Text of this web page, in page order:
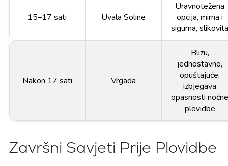
15–17 sati Uvala Soline
Uravnotežena
opcija, mirna i
sigurna,
Nakon 17 sati Vrgada
Blizu,
jednostavno,
opuštajuće,
izbjegava
opasnosti
plovidbe
Završni Savjeti Prije Plovidbe